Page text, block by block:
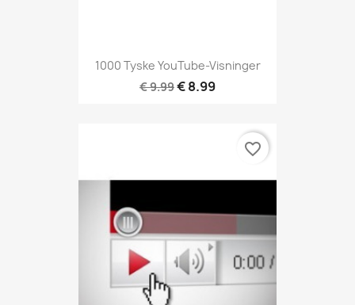
1000 Tyske YouTube-Visninger
€ 9.99€ 8.99
favorite_border